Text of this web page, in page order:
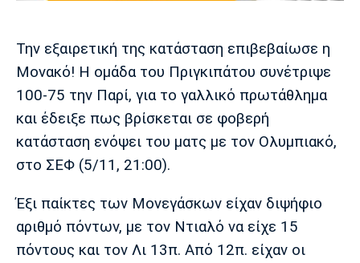
Πολιτισμός
Τραγούδια
Cine Spot
Running
Media
Παρασκήνιο
Πρόγραμμα TV
Ιωνικός Κηφισιά Πανσερραϊκός
Την εξαιρετική της κατάσταση επιβεβαίωσε η
Μονακό! Η ομάδα του Πριγκιπάτου συνέτριψε
100-75 την Παρί, για το γαλλικό πρωτάθλημα
και έδειξε πως βρίσκεται σε φοβερή
κατάσταση ενόψει του ματς με τον Ολυμπιακό,
στο ΣΕΦ (5/11, 21:00).
Έξι παίκτες των Μονεγάσκων είχαν διψήφιο
αριθμό πόντων, με τον Ντιαλό να είχε 15
πόντους και τον Λι 13π. Από 12π. είχαν οι